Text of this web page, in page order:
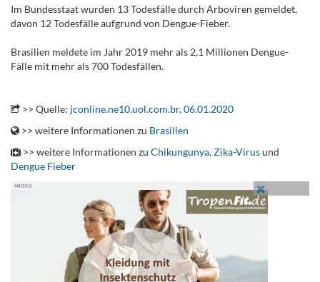
Im Bundesstaat wurden 13 Todesfälle durch Arboviren gemeldet,
davon 12 Todesfälle aufgrund von Dengue-Fieber.
Brasilien meldete im Jahr 2019 mehr als 2,1 Millionen Dengue-
Fälle mit mehr als 700 Todesfällen.
>> Quelle: jconline.ne10.uol.com.br, 06.01.2020
>> weitere Informationen zu Brasilien
>> weitere Informationen zu Chikungunya,Zika-Virusund
Dengue Fieber